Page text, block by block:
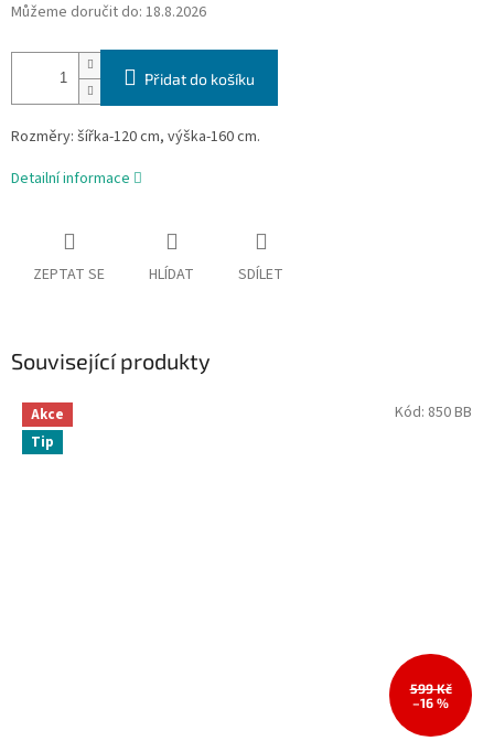
Můžeme doručit do: 18.8.2026
Přidat do košíku
Rozměry: šířka-120 cm, výška-160 cm.
Detailní informace
ZEPTAT SE HLÍDAT SDÍLET
Související produkty
Akce
Tip
599 Kč
–16 %
Kód: 850 BB